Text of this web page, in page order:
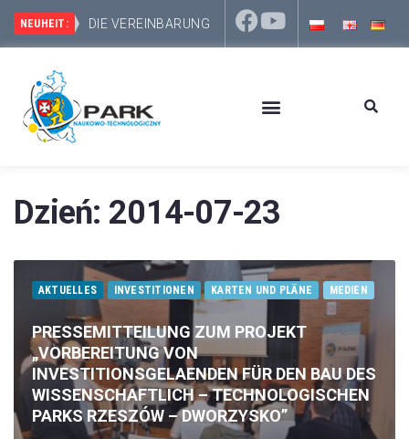
NEUHEIT: DIE
INVESTITIONSGEBIETE DES WISSENSCHAFTLICH-
Dzień: 2014-07-23
AKTUELLES INVESTITIONEN KARTEN UND PLÄNE MEDIEN
PRESSEMITTEILUNG ZUM PROJEKT
„VORBEREITUNG VON
INVESTITIONSGELAENDEN FÜR DEN BAU DES
WISSENSCHAFTLICH – TECHNOLOGISCHEN
PARKS RZESZÓW – DWORZYSKO”